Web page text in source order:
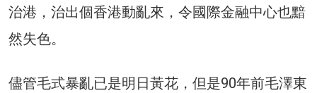
治港，治出個香港動亂來，令國際金融中心也黯
然失色。
儘管毛式暴亂已是明日黃花，但是90年前毛澤東